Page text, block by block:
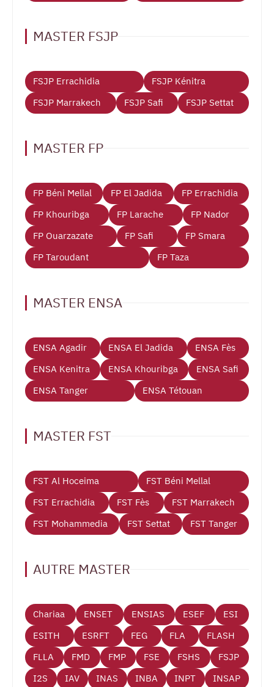
MASTER FSJP
FSJP Errachidia
FSJP Kénitra
FSJP Marrakech
FSJP Safi FSJP Settat
MASTER FP
FP Béni Mellal FP El Jadida
FP Errachidia
FP Khouribga
FP Larache
FP Nador
FP Ouarzazate
FP Safi
FP Smara
FP Taroudant
FP Taza
MASTER ENSA
ENSA Agadir ENSA El Jadida
ENSA Fès
ENSA Kenitra
ENSA Khouribga
ENSA Safi
ENSA Tanger
ENSA Tétouan
MASTER FST
FST Al Hoceima
FST Béni Mellal
FST Errachidia
FST Fès
FST Marrakech
FST Mohammedia
FST Settat FST Tanger
AUTRE MASTER
Chariaa ENSET ENSIAS ESEF
ESI
ESITH
ESRFT FEG FLA
FLASH
FLLA
FMD FMP FSE FSHS
FSJP
I2S
IAV INAS INBA INPT INSAP